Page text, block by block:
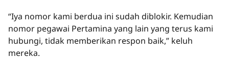
“Iya nomor kami berdua ini sudah diblokir. Kemudian
nomor pegawai Pertamina yang lain yang terus kami
hubungi, tidak memberikan respon baik,” keluh
mereka.